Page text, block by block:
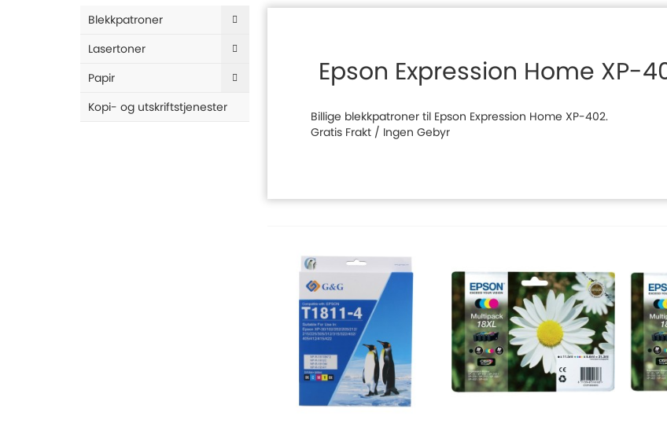
Epson Expression Home XP-
Billige blekkpatroner til Epson Expression Home XP-402.
Gratis Frakt / Ingen Gebyr
Blekkpatroner
Lasertoner
Papir
Kopi- og utskriftstjenester